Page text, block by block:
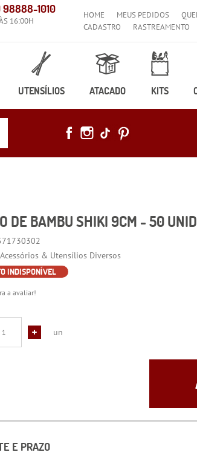
98888-1010
16:00H
HOME MEUS PEDIDOS
CADASTRO
RASTREAMENTO
UTENSÍLIOS ATACADO KITS
DE BAMBU SHIKI 9CM - 50
Acessórios & Utensílios Diversos
INDISPONÍVEL
a avaliar!
un
E PRAZO